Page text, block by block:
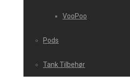
VooPoo
Pods
Tank Tilbehør